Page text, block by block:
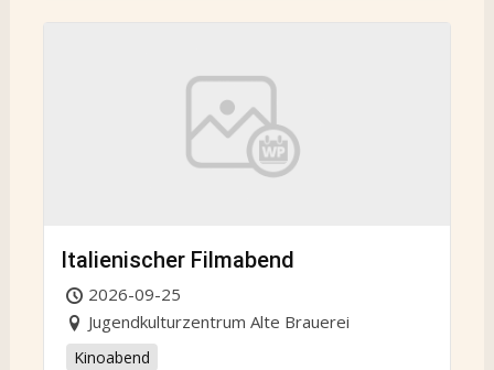
Italienischer Filmabend
2026-09-25
Jugendkulturzentrum Alte Brauerei
Kinoabend